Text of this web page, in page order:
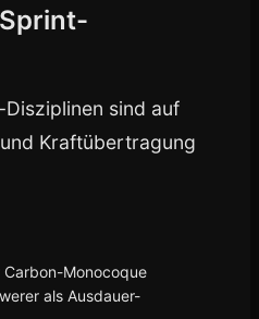
sind auf
Kraftübertragung
Monocoque
als Ausdauer-